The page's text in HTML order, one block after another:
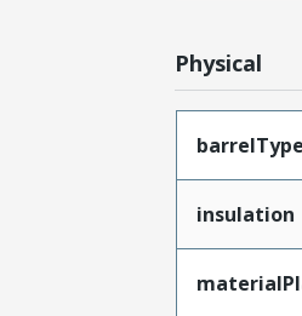
Physical
barrelType
insulation